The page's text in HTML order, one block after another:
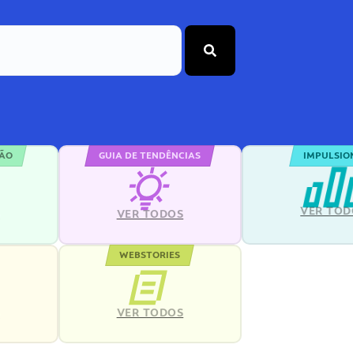
GUIA DE TENDÊNCIAS
VER TODOS VER
WEBSTORIES
VER TODOS